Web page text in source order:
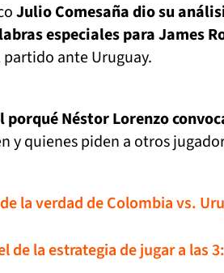
Julio Comesaña dio su
especiales para James
ante Uruguay.
porqué Néstor Lorenzo
y quienes piden a otros
la verdad de Colombia vs.
de la estrategia de jugar a las